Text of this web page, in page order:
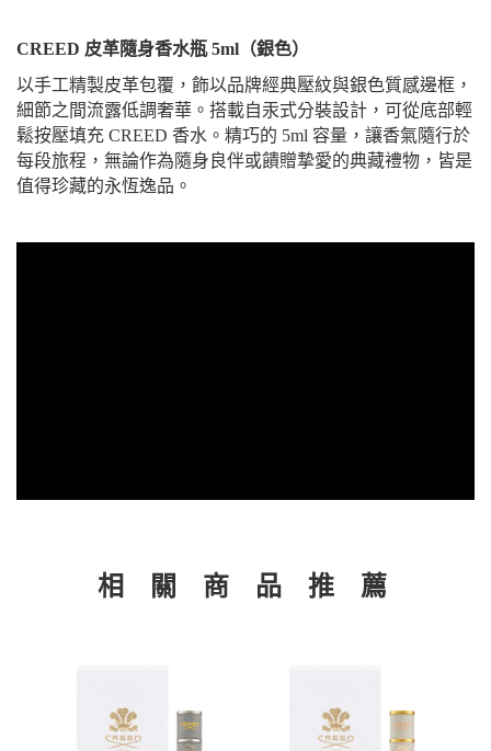
CREED 皮革隨身香水瓶 5ml（銀色）
以手工精製皮革包覆，飾以品牌經典壓紋與銀色質感邊框，
細節之間流露低調奢華。搭載自汞式分裝設計，可從底部輕
鬆按壓填充 CREED 香水。精巧的 5ml 容量，讓香氣隨行於
每段旅程，無論作為隨身良伴或饋贈摯愛的典藏禮物，皆是
值得珍藏的永恆逸品。
相 關 商 品 推 薦